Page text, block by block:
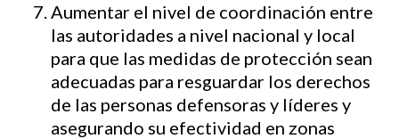
Aumentar el nivel de coordinación entre
las autoridades a nivel nacional y local
para que las medidas de protección sean
adecuadas para resguardar los derechos
de las personas defensoras y líderes y
asegurando su efectividad en zonas